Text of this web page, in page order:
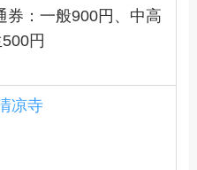
券：一般900円、中高
円
凉寺